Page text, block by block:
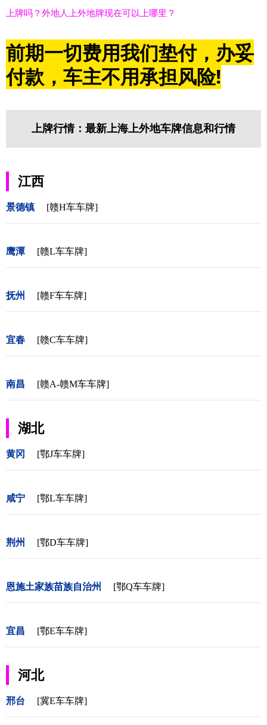
上牌吗？外地人上外地牌现在可以上哪里？
前期一切费用我们垫付，办妥
付款，车主不用承担风险!
上牌行情：最新上海上外地车牌信息和行情
江西
景德镇 [赣H车车牌]
鹰潭 [赣L车车牌]
抚州 [赣F车车牌]
宜春 [赣C车车牌]
南昌 [赣A-赣M车车牌]
湖北
黄冈 [鄂J车车牌]
咸宁 [鄂L车车牌]
荆州 [鄂D车车牌]
恩施土家族苗族自治州 [鄂Q车车牌]
宜昌 [鄂E车车牌]
河北
邢台 [冀E车车牌]